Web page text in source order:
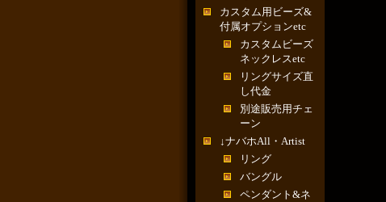
カスタム用ビーズ&
付属オプションetc
カスタムビーズ
ネックレスetc
リングサイズ直
し代金
別途販売用チェ
ーン
↓ナバホAll・Artist
リング
バングル
ペンダント&ネ